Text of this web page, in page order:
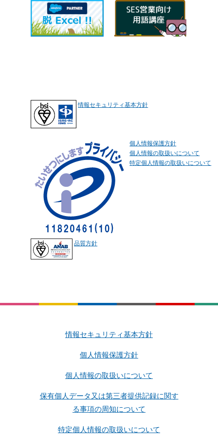
情報セキュリティ基本方針
個人情報保護方針
個人情報の取扱いについて
特定個人情報の取扱いについて
品質方針
情報セキュリティ基本方針
個人情報保護方針
個人情報の取扱いについて
保有個人データ又は第三者提供記録に関す
る事項の周知について
特定個人情報の取扱いについて